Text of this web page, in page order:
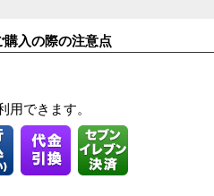
入の際の注意点
用できます。